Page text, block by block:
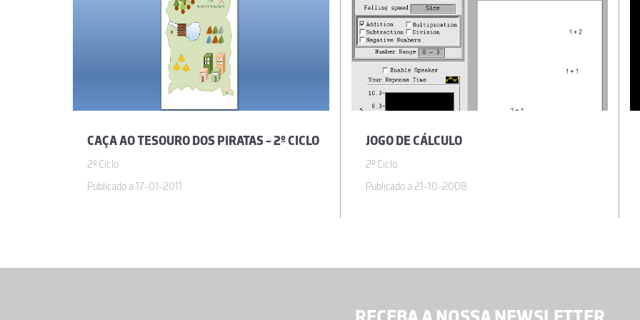
CAÇA AO TESOURO DOS PIRATAS - 2º CICLO
2º Ciclo
Publicado a 17-01-2011
JOGO DE CÁLCULO
2º Ciclo
Publicado a 21-10-2008